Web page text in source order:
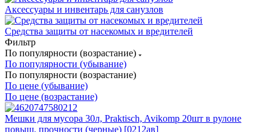
Аксессуары и инвентарь для санузлов
Средства защиты от насекомых и вредителей
Фильтр
По популярности (возрастание)
По популярности (убывание)
По популярности (возрастание)
По цене (убывание)
По цене (возрастание)
Мешки для мусора 30л, Praktisch, Avikomp 20шт в рулоне
повыш. прочности (черные) [0212ав]